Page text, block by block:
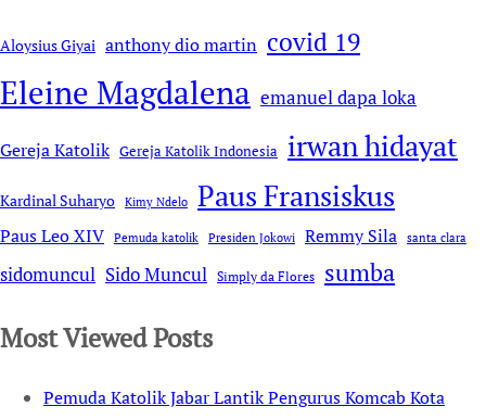
Aloysius Giyai anthony dio martin covid 19
Eleine Magdalena emanuel dapa loka
Gereja Katolik Gereja Katolik Indonesia irwan hidayat
Kardinal Suharyo Kimy Ndelo Paus Fransiskus
Paus Leo XIV Pemuda katolik Presiden Jokowi Remmy Sila santa clara
sidomuncul Sido Muncul Simply da Flores sumba
Most Viewed Posts
Pemuda Katolik Jabar Lantik Pengurus Komcab Kota